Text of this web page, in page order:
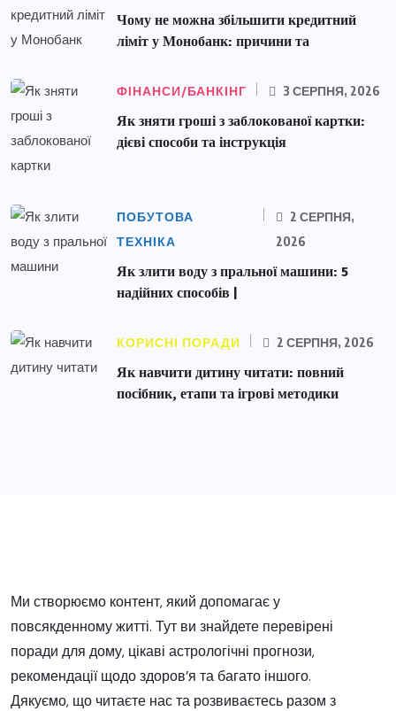
Чому не можна збільшити кредитний
ліміт у Монобанк: причини та
ФІНАНСИ/БАНКІНГ 3 СЕРПНЯ, 2026
Як зняти гроші з заблокованої картки:
дієві способи та інструкція
ПОБУТОВА
ТЕХНІКА
2 СЕРПНЯ,
2026
Як злити воду з пральної машини: 5
надійних способів |
КОРИСНІ ПОРАДИ 2 СЕРПНЯ, 2026
Як навчити дитину читати: повний
посібник, етапи та ігрові методики
Ми створюємо контент, який допомагає у
повсякденному житті. Тут ви знайдете перевірені
поради для дому, цікаві астрологічні прогнози,
рекомендації щодо здоров’я та багато іншого.
Дякуємо, що читаєте нас та розвиваєтесь разом з